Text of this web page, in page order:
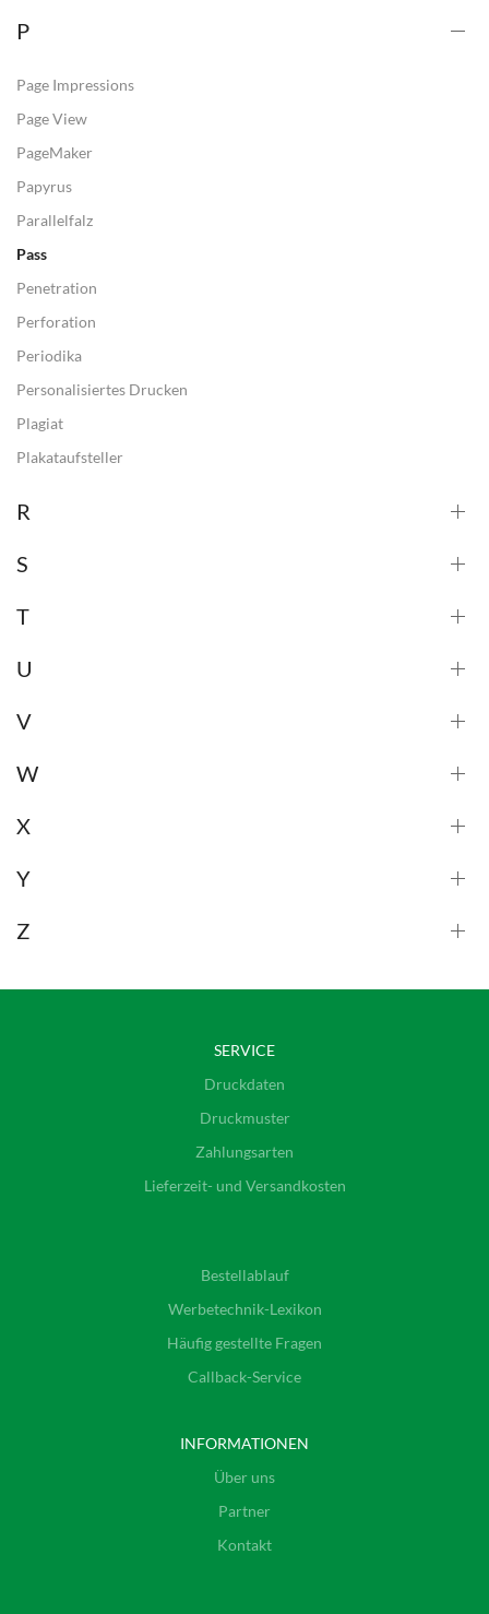
P
Page Impressions
Page View
PageMaker
Papyrus
Parallelfalz
Pass
Penetration
Perforation
Periodika
Personalisiertes Drucken
Plagiat
Plakataufsteller
R
S
T
U
V
W
X
Y
Z
SERVICE
Druckdaten
Druckmuster
Zahlungsarten
Lieferzeit- und Versandkosten
Bestellablauf
Werbetechnik-Lexikon
Häufig gestellte Fragen
Callback-Service
INFORMATIONEN
Über uns
Partner
Kontakt